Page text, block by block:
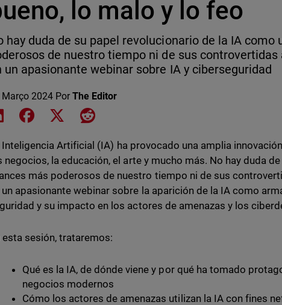
lo malo y lo feo
hay duda de su papel revolucionario de la IA como
de nuestro tiempo ni de sus
un apasionante webinar sobre IA y ciberseguridad
Março 2024 PorThe Editor
Share on LinkedIn
Share on Facebook
Share on XShare on Reddit
Inteligencia Artificial (IA) ha provocado una amplia
negocios, la educación, el arte y mucho más. No hay duda
más poderosos de nuestro tiempo ni de sus
un apasionante webinar sobre la aparición de la IA como
y su impacto en los actores de amenazas y los
esta sesión, trataremos:
Qué es la IA, de dónde viene y por qué ha tomado
negocios modernos
Cómo los actores de amenazas utilizan la IA con fines